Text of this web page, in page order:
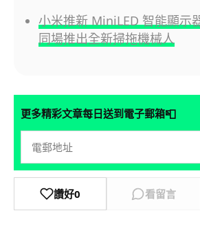
小米推新 MiniLED 智能顯示
同場推出全新掃拖機械人
更多精彩文章每日送到電子郵箱📮
讚好0 看留言